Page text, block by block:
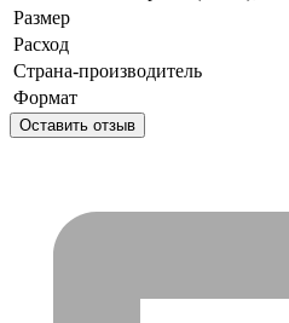
Размер
Расход
Страна-производитель
Формат
Оставить отзыв